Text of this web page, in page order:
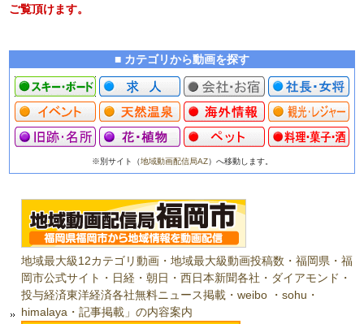
ご覧頂けます。
■ カテゴリから動画を探す
※別サイト（地域動画配信局AZ）へ移動します。
地域最大級12カテゴリ動画・地域最大級動画投稿数・福岡県・福
岡市公式サイト・日経・朝日・西日本新聞各社・ダイアモンド・
投与経済東洋経済各社無料ニュース掲載・weibo ・sohu・
himalaya・記事掲載」の内容案内